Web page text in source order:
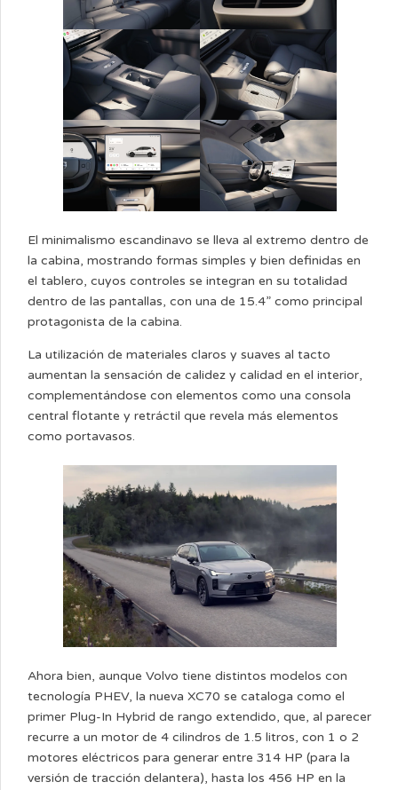
El minimalismo escandinavo se lleva al extremo dentro de
la cabina, mostrando formas simples y bien definidas en
el tablero, cuyos controles se integran en su totalidad
dentro de las pantallas, con una de 15.4” como principal
protagonista de la cabina.
La utilización de materiales claros y suaves al tacto
aumentan la sensación de calidez y calidad en el interior,
complementándose con elementos como una consola
central flotante y retráctil que revela más elementos
como portavasos.
Ahora bien, aunque Volvo tiene distintos modelos con
tecnología PHEV, la nueva XC70 se cataloga como el
primer Plug-In Hybrid de rango extendido, que, al parecer
recurre a un motor de 4 cilindros de 1.5 litros, con 1 o 2
motores eléctricos para generar entre 314 HP (para la
versión de tracción delantera), hasta los 456 HP en la